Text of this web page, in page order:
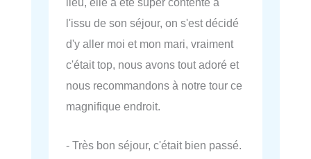
l'issu de son séjour, on s'est décidé
d'y aller moi et mon mari, vraiment
c'était top, nous avons tout adoré et
nous recommandons à notre tour ce
magnifique endroit.
- Très bon séjour, c'était bien passé.